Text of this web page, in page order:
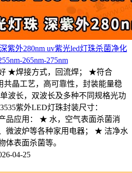
紫外280nm uv紫光led灯珠杀菌净化
265nm-275nm
★焊接方式，回流焊； ★符合
晶工艺，高可靠性，封装能量稳
波长，双波长及多种不同规格光功
紫外LED灯珠封装尺寸：
品应用： ★ 水，空气表面杀菌消
微波炉等各种家用电器； ★ 洁净水
体表面杀菌等。
04-25